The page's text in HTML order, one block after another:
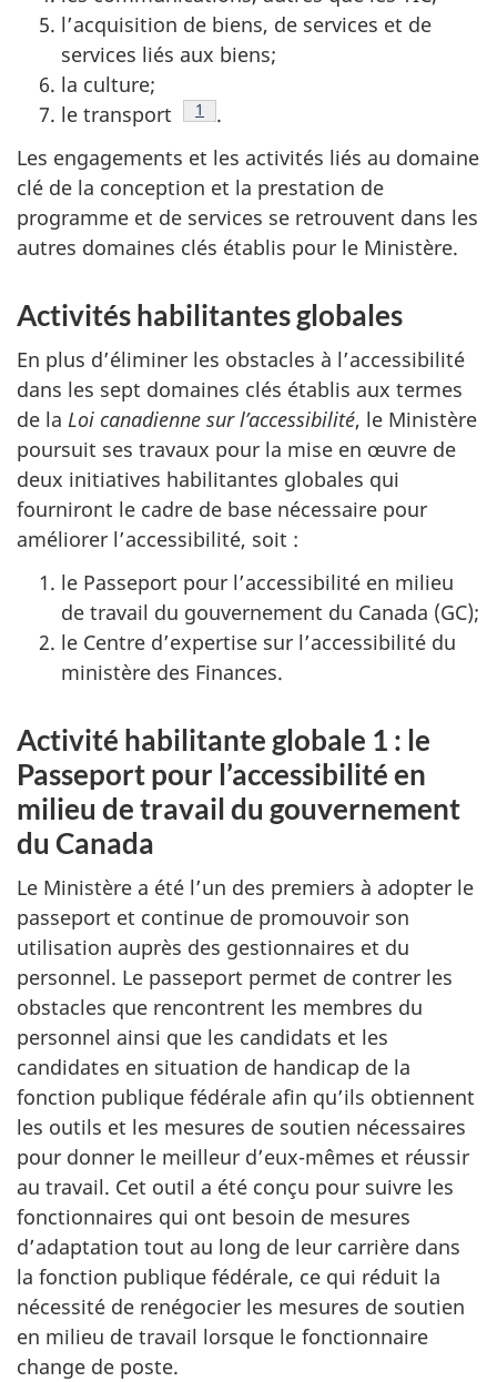
l’acquisition de biens, de services et de
services liés aux biens;
la culture;
le transport
Note de bas de page
1
.
Les engagements et les activités liés au domaine
clé de la conception et la prestation de
programme et de services se retrouvent dans les
autres domaines clés établis pour le Ministère.
Activités habilitantes globales
En plus d’éliminer les obstacles à l’accessibilité
dans les sept domaines clés établis aux termes
de la Loi canadienne sur l’accessibilité, le Ministère
poursuit ses travaux pour la mise en œuvre de
deux initiatives habilitantes globales qui
fourniront le cadre de base nécessaire pour
améliorer l’accessibilité, soit :
le Passeport pour l’accessibilité en milieu
de travail du gouvernement du Canada (GC);
le Centre d’expertise sur l’accessibilité du
ministère des Finances.
Activité habilitante globale 1 : le
Passeport pour l’accessibilité en
milieu de travail du gouvernement
du Canada
Le Ministère a été l’un des premiers à adopter le
passeport et continue de promouvoir son
utilisation auprès des gestionnaires et du
personnel. Le passeport permet de contrer les
obstacles que rencontrent les membres du
personnel ainsi que les candidats et les
candidates en situation de handicap de la
fonction publique fédérale afin qu’ils obtiennent
les outils et les mesures de soutien nécessaires
pour donner le meilleur d’eux-mêmes et réussir
au travail. Cet outil a été conçu pour suivre les
fonctionnaires qui ont besoin de mesures
d’adaptation tout au long de leur carrière dans
la fonction publique fédérale, ce qui réduit la
nécessité de renégocier les mesures de soutien
en milieu de travail lorsque le fonctionnaire
change de poste.